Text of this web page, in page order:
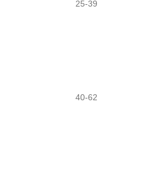
25-39
40-62